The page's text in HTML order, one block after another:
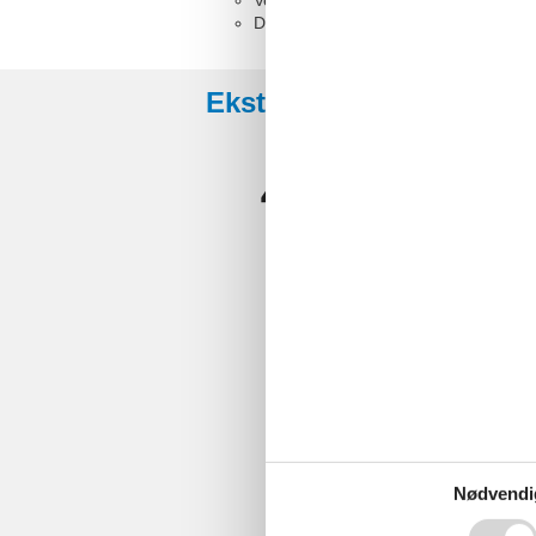
Doppelcouch
Eksterne anmeldelser
4,9